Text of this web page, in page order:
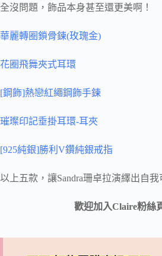
全沒問題，飾品本身甚至還更美啊！
華麗轉圈鎖骨鍊(玫瑰金)
花圈飛舞夾式耳環
[鋼飾]熱戀紅繩鋼飾手鍊
璀璨印記垂掛耳環-耳夾
[925純銀]勝利V鑽純銀戒指
以上五款，讓Sandra珊卓拉演繹出自我
歡迎加入Claire粉絲